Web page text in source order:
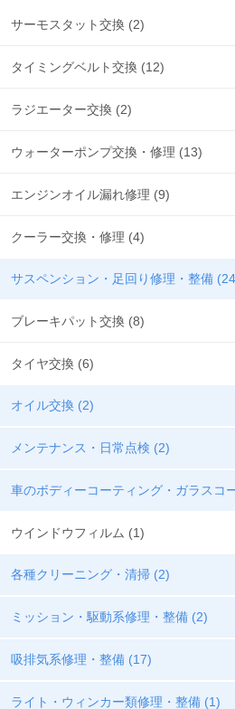
サーモスタット交換 (2)
タイミングベルト交換 (12)
ラジエーター交換 (2)
ウォーターポンプ交換・修理 (13)
エンジンオイル漏れ修理 (9)
クーラー交換・修理 (4)
サスペンション・足回り修理・整備
ブレーキパット交換 (8)
タイヤ交換 (6)
オイル交換 (2)
メンテナンス・日常点検 (2)
車のボディーコーティング・ガラスコ
ウインドウフィルム (1)
各種クリーニング・清掃 (2)
ミッション・駆動系修理・整備 (2)
吸排気系修理・整備 (17)
ライト・ウィンカー類修理・整備 (1)